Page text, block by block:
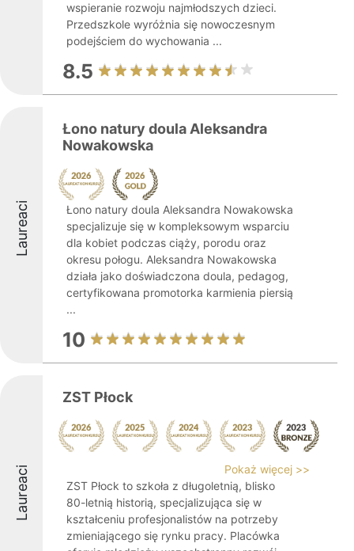
wspieranie rozwoju najmłodszych dzieci.
Przedszkole wyróżnia się nowoczesnym
podejściem do wychowania ...
8.5
Laureaci
Łono natury doula Aleksandra
Nowakowska
Łono natury doula Aleksandra Nowakowska
specjalizuje się w kompleksowym wsparciu
dla kobiet podczas ciąży, porodu oraz
okresu połogu. Aleksandra Nowakowska
działa jako doświadczona doula, pedagog,
certyfikowana promotorka karmienia piersią
...
10
Laureaci
ZST Płock
Pokaż więcej >>
ZST Płock to szkoła z długoletnią, blisko
80-letnią historią, specjalizująca się w
kształceniu profesjonalistów na potrzeby
zmieniającego się rynku pracy. Placówka